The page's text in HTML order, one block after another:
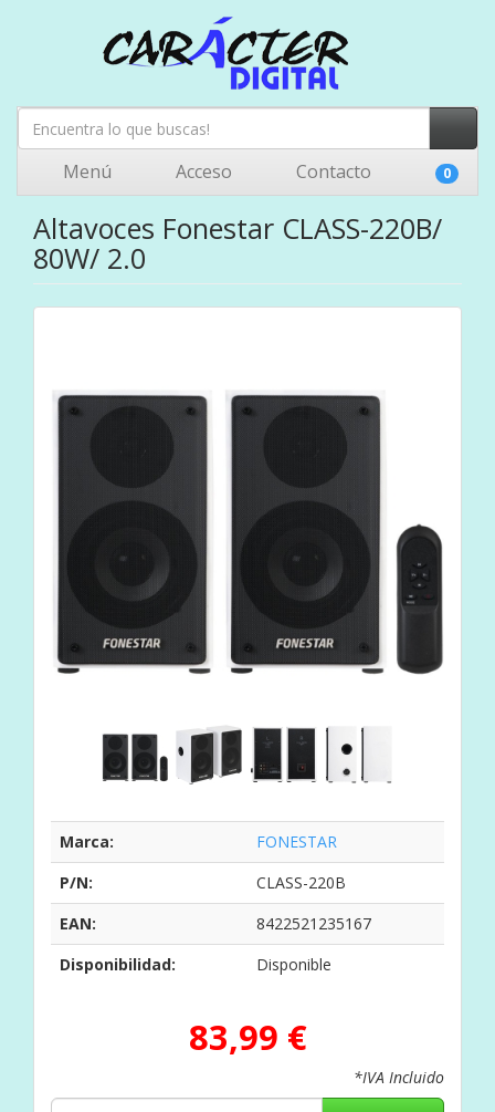
Menú Acceso Contacto 0
Altavoces Fonestar CLASS-220B/
80W/ 2.0
Marca:
FONESTAR
P/N:
CLASS-220B
EAN:
8422521235167
Disponibilidad:
Disponible
83,99 €
*IVA Incluido